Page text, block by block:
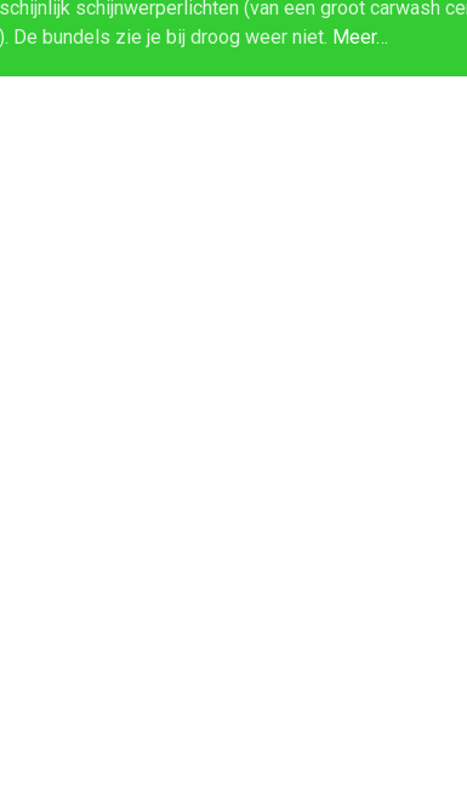
schijnwerperlichten (van een groot carwash
De bundels zie je bij droog weer niet. Meer…